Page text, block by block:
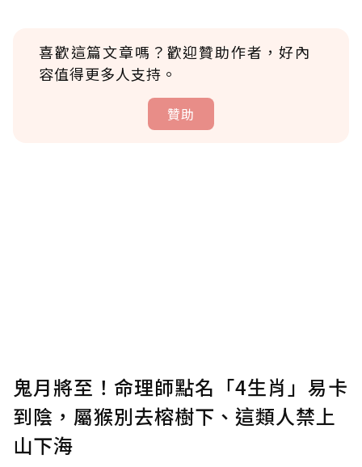
喜歡這篇文章嗎？歡迎贊助作者，好內
容值得更多人支持。
贊助
確認送出
鬼月將至！命理師點名「4生肖」易卡
到陰，屬猴別去榕樹下、這類人禁上
山下海